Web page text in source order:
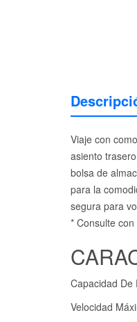
Viaje con
asiento
bolsa de
para la
segura para
* Consulte
Capacidad De
Velocidad